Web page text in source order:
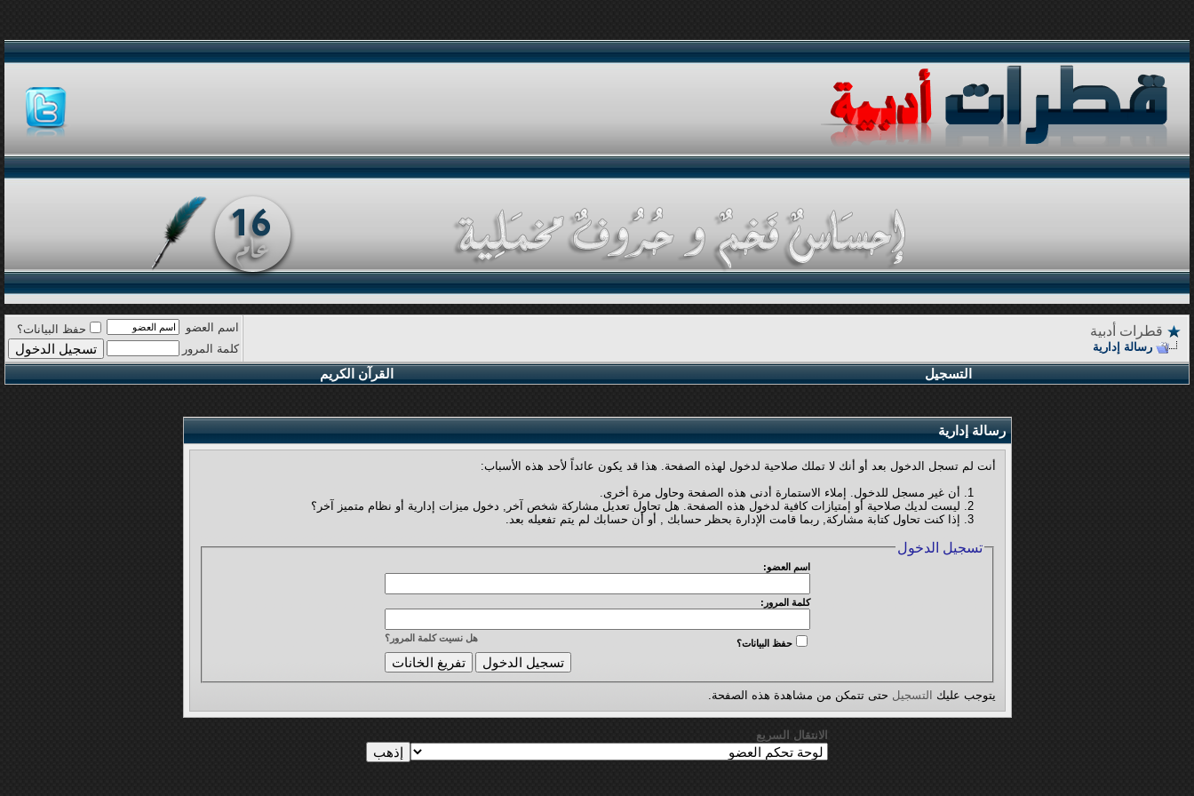
قطرات أدبية
رسالة إدارية
اسم العضو
حفظ البيانات؟
كلمة المرور
التسجيل القرآن الكريم
رسالة إدارية
أنت لم تسجل الدخول بعد أو أنك لا تملك صلاحية لدخول لهذه الصفحة. هذا قد يكون عائداً لأحد هذه الأسباب:
أن غير مسجل للدخول. إملاء الاستمارة أدنى هذه الصفحة وحاول مرة أخرى.
ليست لديك صلاحية أو إمتيازات كافية لدخول هذه الصفحة. هل تحاول تعديل مشاركة شخص آخر, دخول ميزات إدارية أو نظام متميز آخر؟
إذا كنت تحاول كتابة مشاركة, ربما قامت الإدارة بحظر حسابك , أو أن حسابك لم يتم تفعيله بعد.
تسجيل الدخول
اسم العضو:
كلمة المرور:
هل نسيت كلمة المرور؟ حفظ البيانات؟
يتوجب عليك التسجيل حتى تتمكن من مشاهدة هذه الصفحة.
الانتقال السريع